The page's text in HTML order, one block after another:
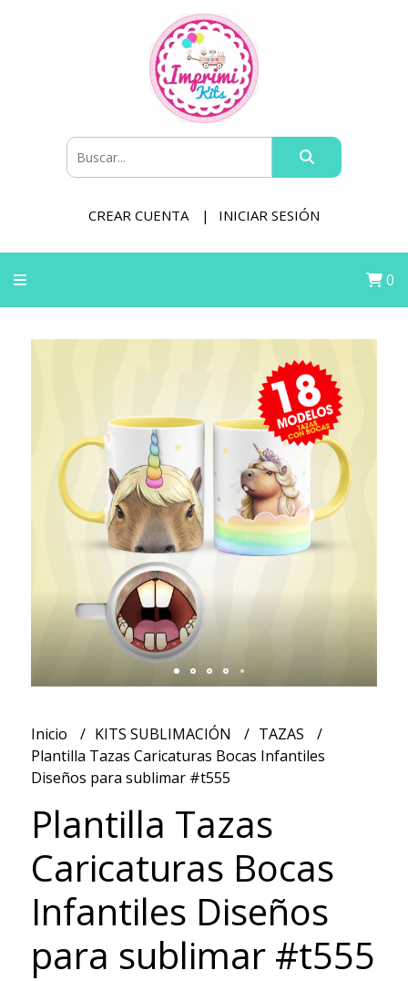
CREAR CUENTA INICIAR SESIÓN
0
Inicio KITS SUBLIMACIÓN
TAZAS
Plantilla Tazas Caricaturas Bocas Infantiles
Diseños para sublimar #t555
Plantilla Tazas
Caricaturas Bocas
Infantiles Diseños
para sublimar #t555